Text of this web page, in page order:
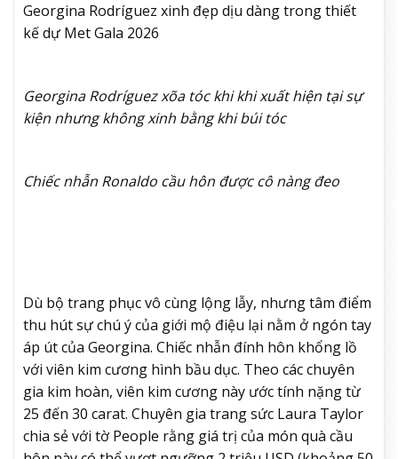
Georgina Rodríguez xinh đẹp dịu dàng trong thiết
kế dự Met Gala 2026
Georgina Rodríguez xõa tóc khi khi xuất hiện tại sự
kiện nhưng không xinh bằng khi búi tóc
Chiếc nhẫn Ronaldo cầu hôn được cô nàng đeo
Dù bộ trang phục vô cùng lộng lẫy, nhưng tâm điểm
thu hút sự chú ý của giới mộ điệu lại nằm ở ngón tay
áp út của Georgina. Chiếc nhẫn đính hôn khổng lồ
với viên kim cương hình bầu dục. Theo các chuyên
gia kim hoàn, viên kim cương này ước tính nặng từ
25 đến 30 carat. Chuyên gia trang sức Laura Taylor
chia sẻ với tờ People rằng giá trị của món quà cầu